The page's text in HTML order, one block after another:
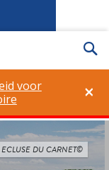
×
voor
ECLUSE DU CARNET©